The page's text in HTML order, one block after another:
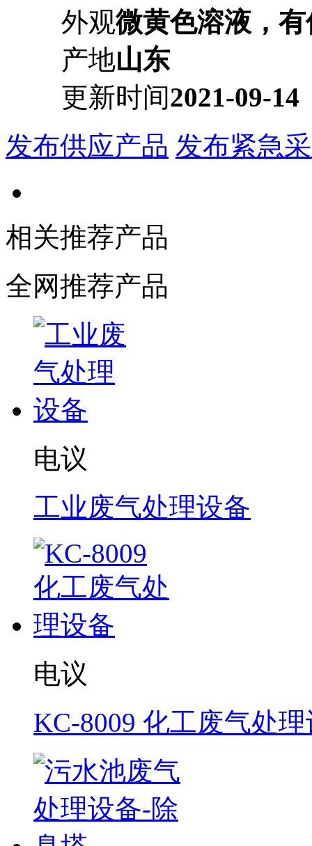
外观微黄色溶液，
产地山东
更新时间2021-09-14
发布供应产品 发布紧急
相关推荐产品
全网推荐产品
电议
工业废气处理设备
电议
KC-8009 化工废气处